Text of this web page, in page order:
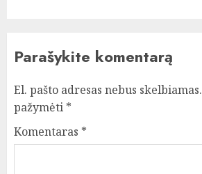
Parašykite komentarą
El. pašto adresas nebus skelbiamas.
pažymėti *
Komentaras *